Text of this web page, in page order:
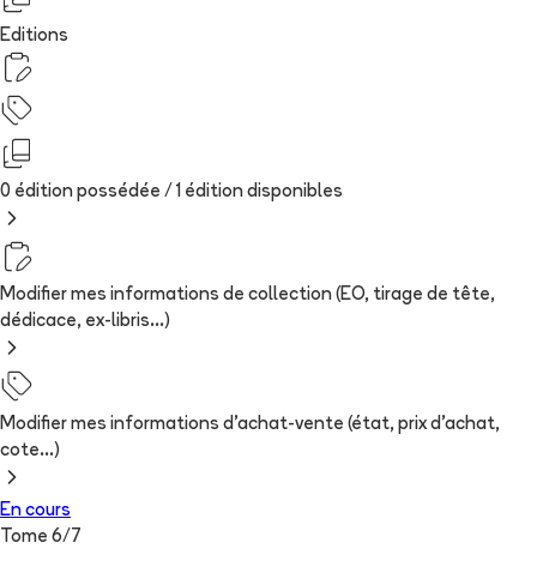
Editions
0 édition possédée / 1 édition disponibles
Modifier mes informations de collection (EO, tirage de tête,
dédicace, ex-libris...)
Modifier mes informations d'achat-vente (état, prix d'achat,
cote...)
En cours
Tome 6/ 7